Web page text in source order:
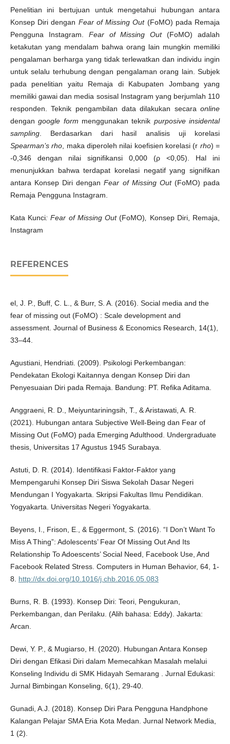
Penelitian ini bertujuan untuk mengetahui hubungan antara
Konsep Diri dengan Fear of Missing Out (FoMO) pada Remaja
Pengguna Instagram. Fear of Missing Out(FoMO) adalah
ketakutan yang mendalam bahwa orang lain mungkin memiliki
pengalaman berharga yang tidak terlewatkan dan individu ingin
untuk selalu terhubung dengan pengalaman orang lain. Subjek
pada penelitian yaitu Remaja di Kabupaten Jombang yang
memiliki gawai dan media sosisal Instagram yang berjumlah 110
responden. Teknik pengambilan data dilakukan secaraonline
dengangoogle form menggunakan teknik purposive insidental
sampling. Berdasarkan dari hasil analisis uji korelasi
Spearman’s rho , maka diperoleh nilai koefisien korelasi (r rho) =
-0,346 dengan nilai signifikansi 0,000 (ρ <0,05). Hal ini
menunjukkan bahwa terdapat korelasi negatif yang signifikan
antara Konsep Diri denganFear of Missing Out (FoMO) pada
Remaja Pengguna Instagram.
Kata Kunci: Fear of Missing Out(FoMO)
Konsep Diri, Remaja,
Instagram
REFERENCES
el, J. P., Buff, C. L., & Burr, S. A. (2016). Social media and the
fear of missing out (FoMO) : Scale development and
assessment. Journal of Business & Economics Research, 14(1),
33–44.
Agustiani, Hendriati. (2009). Psikologi Perkembangan:
Pendekatan Ekologi Kaitannya dengan Konsep Diri dan
Penyesuaian Diri pada Remaja. Bandung: PT. Refika Aditama.
Anggraeni, R. D., Meiyuntariningsih, T., & Aristawati, A. R.
(2021). Hubungan antara Subjective Well-Being dan Fear of
Missing Out (FoMO) pada Emerging Adulthood. Undergraduate
thesis, Universitas 17 Agustus 1945 Surabaya.
Astuti, D. R. (2014). Identifikasi Faktor-Faktor yang
Mempengaruhi Konsep Diri Siswa Sekolah Dasar Negeri
Mendungan I Yogyakarta. Skripsi Fakultas Ilmu Pendidikan.
Yogyakarta. Universitas Negeri Yogyakarta.
Beyens, I., Frison, E., & Eggermont, S. (2016). “I Don’t Want To
Miss A Thing”: Adolescents’ Fear Of Missing Out And Its
Relationship To Adoescents’ Social Need, Facebook Use, And
Facebook Related Stress. Computers in Human Behavior, 64, 1-
8. http://dx.doi.org/10.1016/j.chb.2016.05.083
Burns, R. B. (1993). Konsep Diri: Teori, Pengukuran,
Perkembangan, dan Perilaku. (Alih bahasa: Eddy). Jakarta:
Arcan.
Dewi, Y. P., & Mugiarso, H. (2020). Hubungan Antara Konsep
Diri dengan Efikasi Diri dalam Memecahkan Masalah melalui
Konseling Individu di SMK Hidayah Semarang . Jurnal Edukasi:
Jurnal Bimbingan Konseling, 6(1), 29-40.
Gunadi, A.J. (2018). Konsep Diri Para Pengguna Handphone
Kalangan Pelajar SMA Eria Kota Medan. Jurnal Network Media,
1 (2).